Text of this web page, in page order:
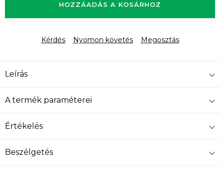
HOZZÁADÁS A KOSÁRHOZ
Kérdés Nyomon követés Megosztás
Leírás
A termék paraméterei
Értékelés
Beszélgetés